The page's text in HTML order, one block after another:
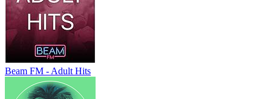
Beam FM - Adult Hits